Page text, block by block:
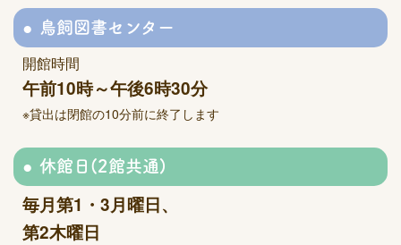
鳥飼図書センター
開館時間
午前10時～午後6時30分
※貸出は閉館の10分前に終了します
休館日(2館共通)
毎月第1・3月曜日、
第2木曜日